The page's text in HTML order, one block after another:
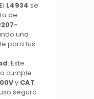
L4934 se
de
una
para tus
: Este
cumple
y CAT
seguro